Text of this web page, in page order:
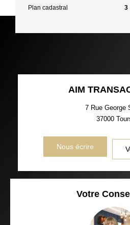
Plan cadastral 3
AIM
7 Rue George
37000
Nous écrire
Votre